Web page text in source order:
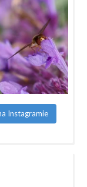
Instagramie